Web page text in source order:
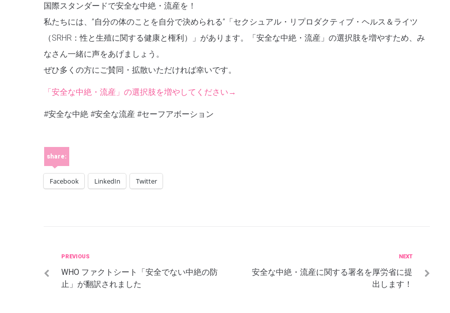
国際スタンダードで安全な中絶・流産を！
私たちには、”自分の体のことを自分で決められる”「セクシュアル・リプロダクティブ・ヘルス＆ライツ
（SRHR：性と生殖に関する健康と権利）」があります。「安全な中絶・流産」の選択肢を増やすため、み
なさん一緒に声をあげましょう。
ぜひ多くの方にご賛同・拡散いただければ幸いです。
「安全な中絶・流産」の選択肢を増やしてください→
#安全な中絶 #安全な流産 #セーフアボーション
share:
Facebook LinkedIn Twitter
投
稿
Previous
PREVIOUS
WHO ファクトシート「安全でない中絶の防
止」が翻訳されました
NEXT
安全な中絶・流産に関する署名を厚労省に提
出します！